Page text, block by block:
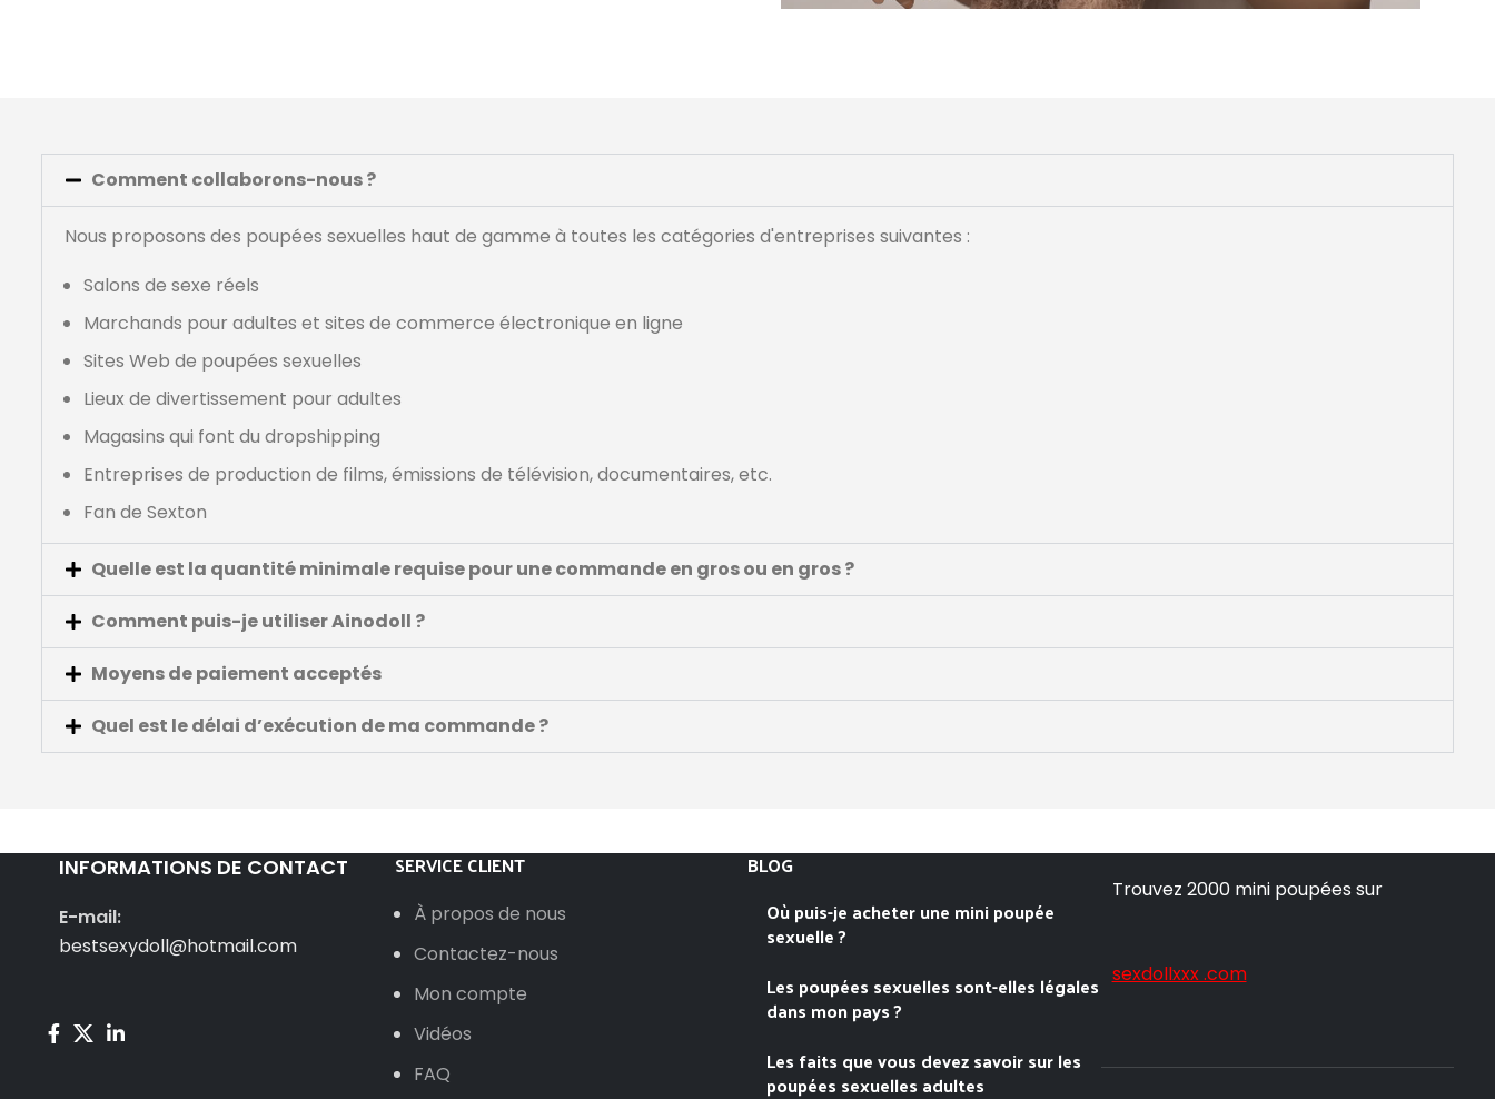
Comment collaborons-nous ?
Nous proposons des poupées sexuelles haut de gamme à toutes les catégories d'entreprises suivantes :
Salons de sexe réels
Marchands pour adultes et sites de commerce électronique en ligne
Sites Web de poupées sexuelles
Lieux de divertissement pour adultes
Magasins qui font du dropshipping
Entreprises de production de films, émissions de télévision, documentaires, etc.
Fan de Sexton
Quelle est la quantité minimale requise pour une commande en gros ou en gros ?
Comment puis-je utiliser Ainodoll ?
Moyens de paiement acceptés
Quel est le délai d’exécution de ma commande ?
INFORMATIONS DE CONTACT
E-mail:
bestsexydoll@hotmail.com
SERVICE CLIENT
À propos de nous
Contactez-nous
Mon compte
Vidéos
FAQ
BLOG
Où puis-je acheter une mini poupée
sexuelle ?
Les poupées sexuelles sont-elles légales
dans mon pays ?
Les faits que vous devez savoir sur les
poupées sexuelles adultes
Trouvez 2000 mini poupées sur
sexdollxxx .com